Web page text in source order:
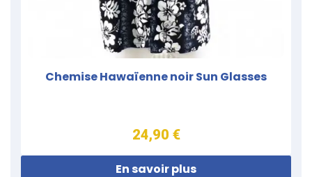
Chemise Hawaïenne noir Sun Glasses
24,90 €
En savoir plus